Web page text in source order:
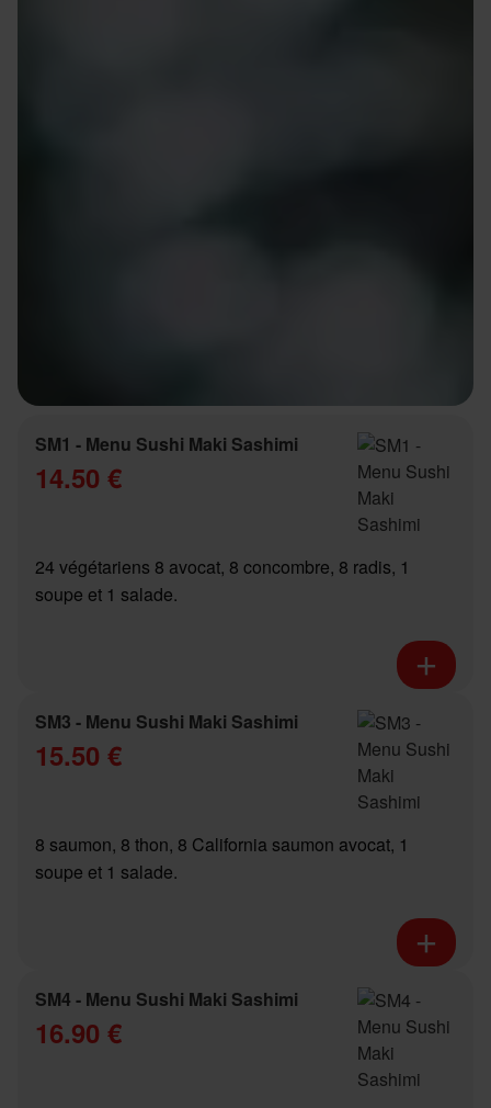
SM1 - Menu Sushi Maki Sashimi
14.50 €
24 végétariens 8 avocat, 8 concombre, 8 radis, 1
soupe et 1 salade.
SM3 - Menu Sushi Maki Sashimi
15.50 €
8 saumon, 8 thon, 8 California saumon avocat, 1
soupe et 1 salade.
SM4 - Menu Sushi Maki Sashimi
16.90 €